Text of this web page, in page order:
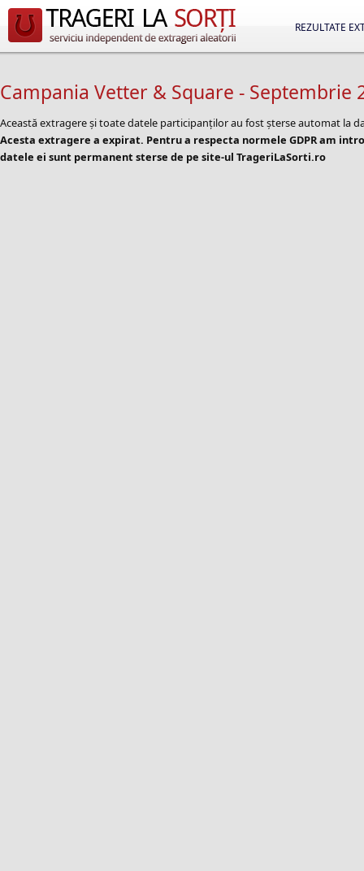
REZULTATE
Campania Vetter & Square - Septembrie
Această extragere și toate datele participanților au fost șterse automat la
Acesta extragere a expirat. Pentru a respecta normele GDPR am
datele ei sunt permanent sterse de pe site-ul TrageriLaSorti.ro